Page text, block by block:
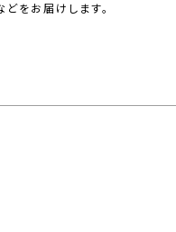
をお届けします。